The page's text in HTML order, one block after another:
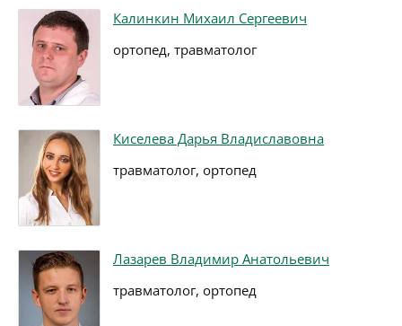
Калинкин Михаил Сергеевич
ортопед, травматолог
Киселева Дарья Владиславовна
травматолог, ортопед
Лазарев Владимир Анатольевич
травматолог, ортопед